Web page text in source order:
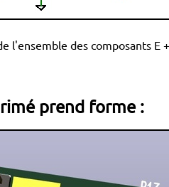
l'ensemble des composants
prend forme :